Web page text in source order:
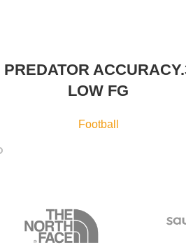
PREDATOR
LOW FG
Football